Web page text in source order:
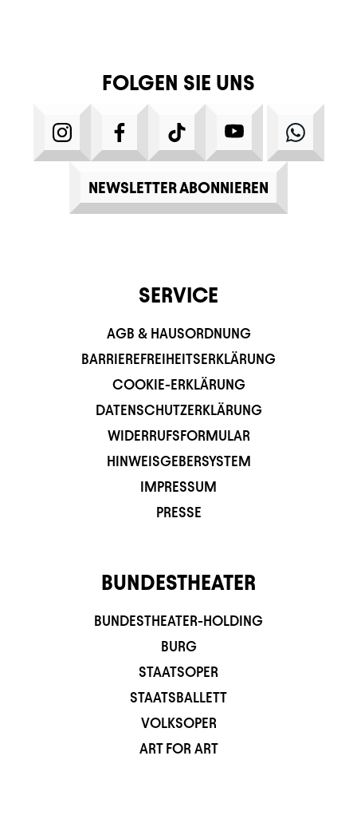
FOLGEN SIE UNS
INSTAGRAMFACEBOOKTIKTOK YOUTUBE
NEWSLETTER ABONNIEREN
SERVICE
AGB & HAUSORDNUNG
BARRIEREFREIHEITSERKLÄRUNG
COOKIE-ERKLÄRUNG
DATENSCHUTZERKLÄRUNG
WIDERRUFSFORMULAR
HINWEISGEBERSYSTEM
IMPRESSUM
PRESSE
BUNDESTHEATER
BUNDESTHEATER-HOLDING
BURG
STAATSOPER
STAATSBALLETT
VOLKSOPER
ART FOR ART